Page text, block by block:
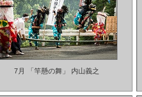
7月 「竿懸の舞」 内山義之